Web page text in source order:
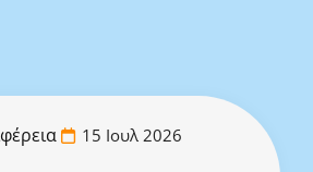
15 Ιουλ 2026